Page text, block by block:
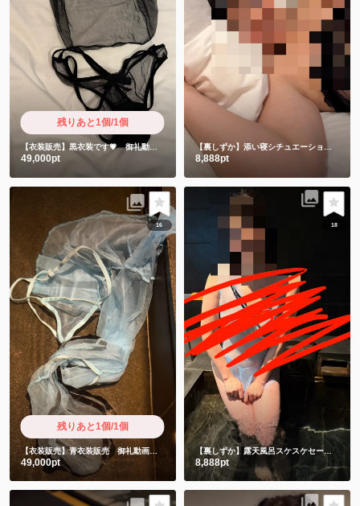
残りあと1個/1個
【衣装販売】黒衣装です💗 御礼動画付き
49,000pt
【裏しずか】添い寝シチュエーションからのセクシー写真集💗
8,888pt
16
残りあと1個/1個
【衣装販売】青衣装販売 御礼動画と直筆お手紙付きです❤️
49,000pt
18
8,888pt